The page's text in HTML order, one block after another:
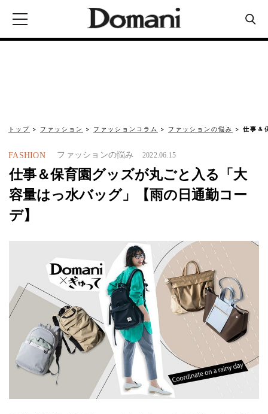
トップ ファッション ファッションコラム ファッションの悩み 仕事＆
FASHION ファッションの悩み 2022.06.15
仕事＆保育園グッズが丸ごと入る「大
容量はっ水バッグ」【雨の日通勤コー
デ】